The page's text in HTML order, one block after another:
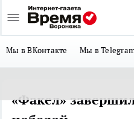
Мы в ВКонтакте Мы в
«Факел»